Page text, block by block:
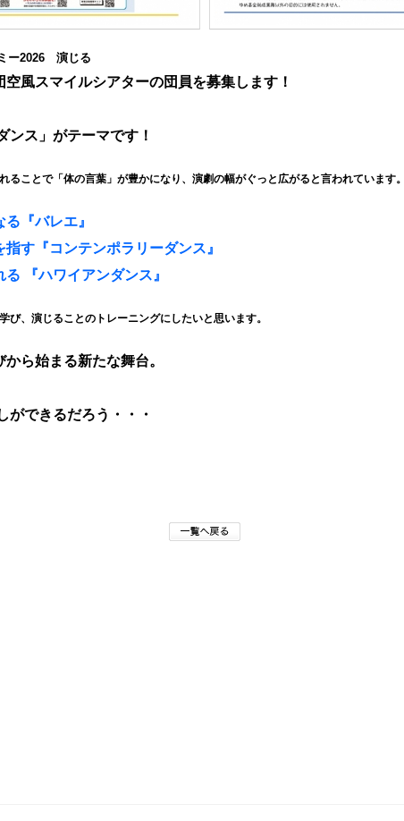
ー2026 演じる
風スマイルシアターの団員を募集します！
ス」がテーマです！
ることで「体の言葉」が豊かになり、演劇の幅がぐっと広がると言われています。
『バレエ』
す『コンテンポラリーダンス』
『ハワイアンダンス』
び、演じることのトレーニングにしたいと思います。
から始まる新たな舞台。
ができるだろう・・・